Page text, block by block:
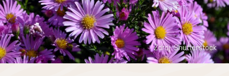
Zdroj: Shutterstock